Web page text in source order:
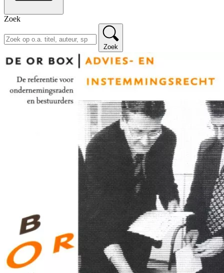
Zoek
Zoek